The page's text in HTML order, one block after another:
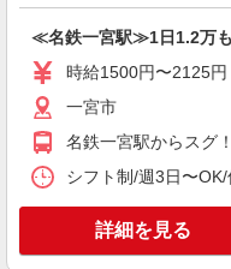
株式会社kotrio /●NG-H-
名鉄一
場へ★サ
一宮市
≪名鉄一宮駅≫1日1.2万
時給1500円〜2125
一宮市
名鉄一宮駅からスグ
シフト制/週3日〜
詳細を見る